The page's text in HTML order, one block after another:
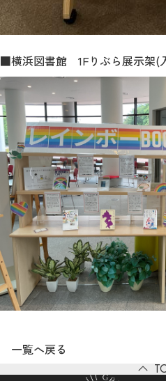
■横浜図書館 1Fりぶら展示架(
一覧へ戻る